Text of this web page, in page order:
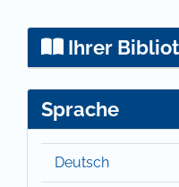
Ihrer
Sprache
Deutsch